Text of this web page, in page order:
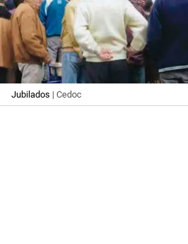
Jubilados | Cedoc